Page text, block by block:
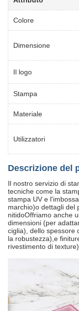
Colore
Dimensione
Il logo
Stampa
Materiale
Utilizzatori
Descrizione del
Il nostro servizio di
tecniche come la
stampa UV e
marchio)o dettagli del
nitidoOffriamo anche
dimensioni (per
ciglia), dello spessore
la robustezza),e
rivestimento di